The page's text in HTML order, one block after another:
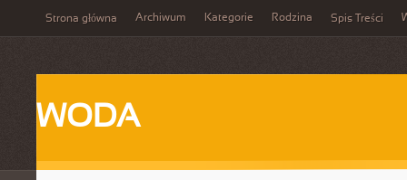
Strona główna Archiwum Kategorie Rodzina Spis Treści
WODA